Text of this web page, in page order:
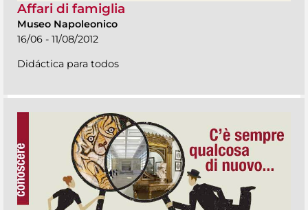
Affari di famiglia
Museo Napoleonico
16/06 - 11/08/2012
Didáctica para todos